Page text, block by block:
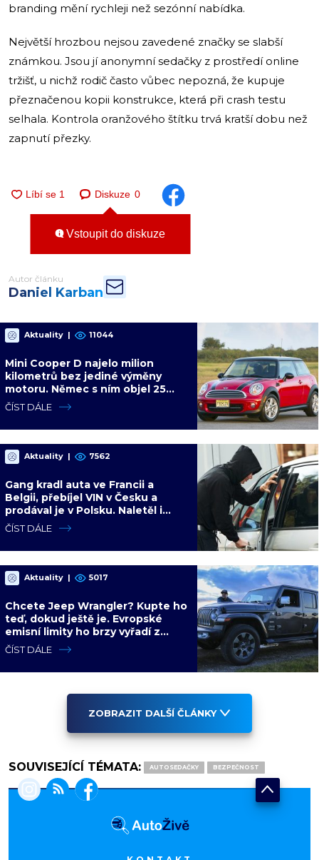
branding mění rychleji než sezónní nabídka.
Největší hrozbou nejsou zavedené značky se slabší
známkou. Jsou jí anonymní sedačky z prostředí online
tržišť, u nichž rodič často vůbec nepozná, že kupuje
přeznačenou kopii konstrukce, která při crash testu
selhala. Kontrola oranžového štítku trvá kratší dobu než
zapnutí přezky.
Diskuze 0
Vstoupit do diskuze
Autor článku
Daniel Karban
Aktuality | 11044
Mini Cooper D najelo milion
kilometrů bez jediné výměny
motoru. Němec s ním objel 25
zemí a míří na další milion
ČÍST DÁLE
Aktuality | 7562
Gang kradl auta ve Francii a
Belgii, přebíjel VIN v Česku a
prodával je v Polsku. Naletěl i
polský vicepremiér
ČÍST DÁLE
Aktuality | 5017
Chcete Jeep Wrangler? Kupte ho
teď, dokud ještě je. Evropské
emisní limity ho brzy vyřadí z
nabídky nadobro
ČÍST DÁLE
ZOBRAZIT DALŠÍ ČLÁNKY
SOUVISEJÍCÍ TÉMATA: AUTOSEDAČKY BEZPEČNOST